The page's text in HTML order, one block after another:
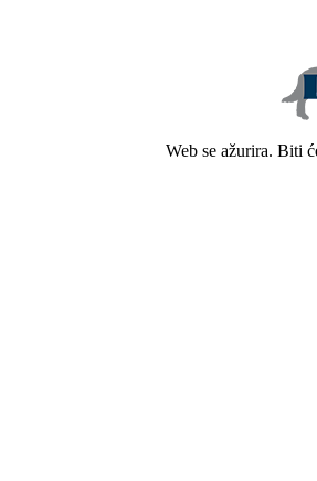
Web se ažurira. Biti